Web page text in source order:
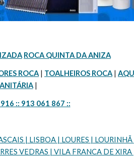
ROCA QUINTA DA ANIZA
ROCA | TOALHEIROS ROCA |
|
:: 913 061 867 ::
| LISBOA | LOURES |
VEDRAS | VILA FRANCA DE XIRA